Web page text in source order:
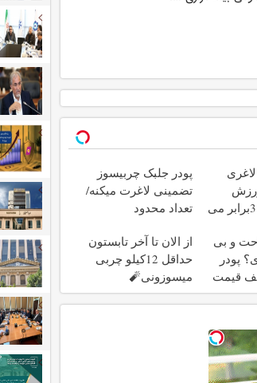
چربیسوزی را 3برابر می
پودر جلبک چربیسوز
تضمینی لاغرت میکنه/
تعداد محدود
و بی
پودر
قیمت
از الان تا آخر تابستون
حداقل 12کیلو چربی
میسوزونی🧨